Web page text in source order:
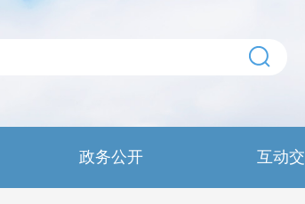
政务公开 互动